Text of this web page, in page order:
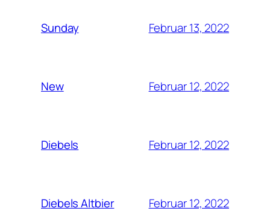
Sunday Februar 13, 2022
New Februar 12, 2022
Diebels Februar 12, 2022
Diebels Altbier Februar 12, 2022